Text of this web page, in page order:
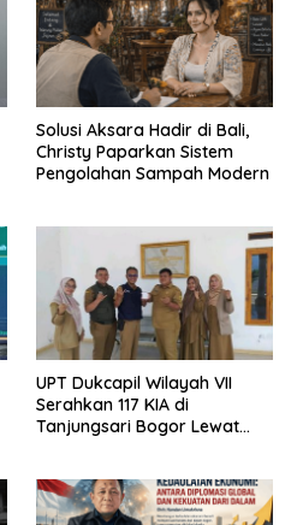
Solusi Aksara Hadir di Bali,
Christy Paparkan Sistem
Pengolahan Sampah Modern
UPT Dukcapil Wilayah VII
Serahkan 117 KIA di
Tanjungsari Bogor Lewat